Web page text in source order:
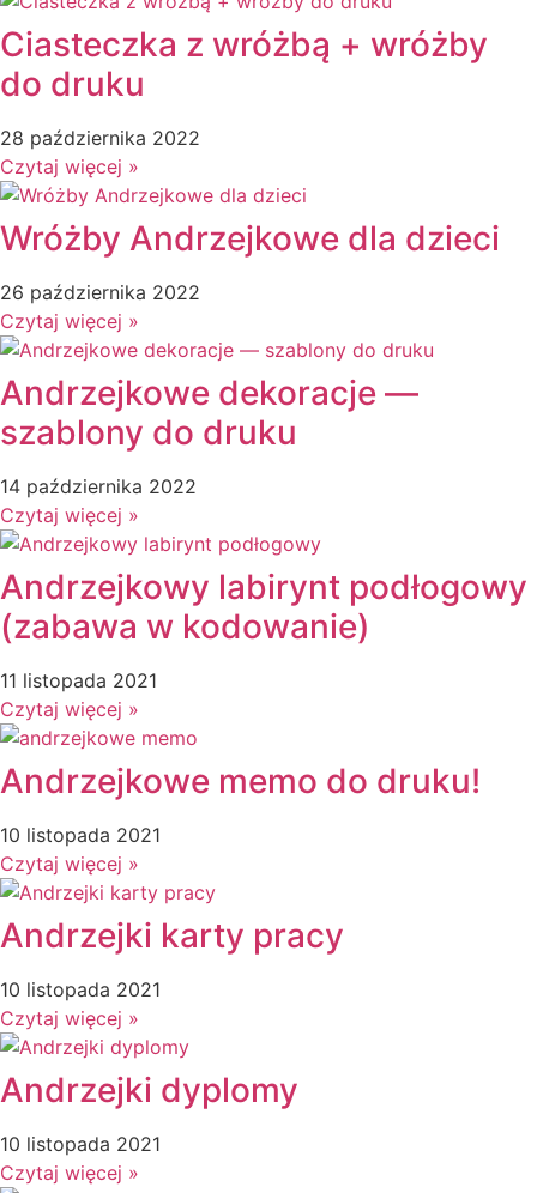
Girlandy na LATO
Grafomotoryka
Grinch
↳ Dopasuj i opowiedź
↳ Ja mam kto ma
↳ Labirynt podłogowy
↳ Puzzle
↳ Terenowe
H
Halloween
J
Język Angielski
K
Kalendarz adwentowy
Kalendarze i planery
Karnawał
Kartki do odbijania
Karty Pracy
Karty ruchowe
Kolorowanki
↳ Kolorowanki XXL
Kolory
Kosmos
Kształty
L
Labirynty i łamigłówki
Lapbook
Lato
Laurki
Listopad
Lupy
M
Magiczne słowa
Majowa łąka
Maluszki
Matematyka
Ciasteczka z wróżbą + wróżby
do druku
28 października 2022
Czytaj więcej »
Wróżby Andrzejkowe dla dzieci
26 października 2022
Czytaj więcej »
Andrzejkowe dekoracje —
szablony do druku
14 października 2022
Czytaj więcej »
Andrzejkowy labirynt podłogowy
(zabawa w kodowanie)
11 listopada 2021
Czytaj więcej »
Andrzejkowe memo do druku!
10 listopada 2021
Czytaj więcej »
Andrzejki karty pracy
10 listopada 2021
Czytaj więcej »
Andrzejki dyplomy
10 listopada 2021
Czytaj więcej »